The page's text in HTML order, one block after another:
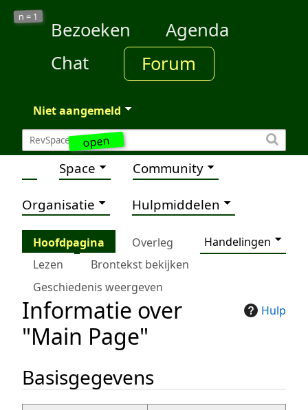
open
n = 1
Bezoeken
Agenda
Chat
Forum
Niet aangemeld
Space Community
Organisatie Hulpmiddelen
Hoofdpagina Overleg
Handelingen
Lezen
Brontekst bekijken
Geschiedenis weergeven
Hulp
Informatie over
"Main Page"
Basisgegevens